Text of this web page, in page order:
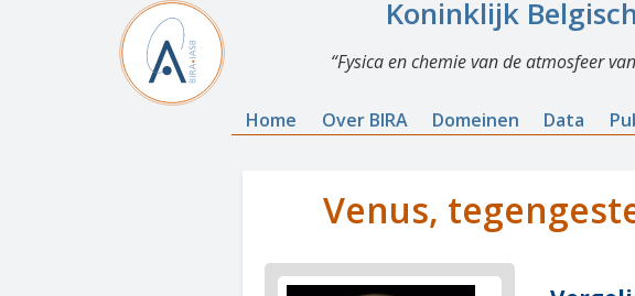
Koninklijk
Fysica en chemie van de atmosfeer
Home Over BIRA Domeinen Data
Venus,